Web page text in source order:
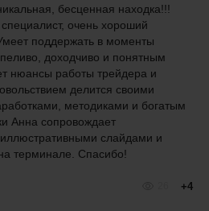
бесценная находка!!!
очень хороший
поддержать в моменты
доходчиво и понятным
нюансы работы трейдера и
делится своими
методиками и богатым
Анна сопровождает
слайдами и
терминале. Спасибо!
+4